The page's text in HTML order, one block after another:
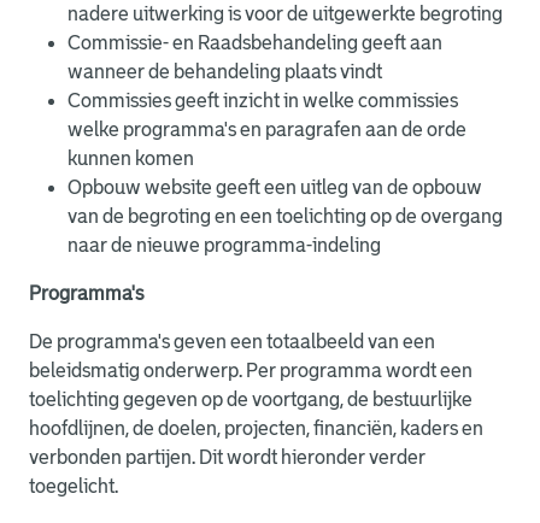
nadere uitwerking is voor de uitgewerkte begroting
Commissie- en Raadsbehandeling geeft aan
wanneer de behandeling plaats vindt
Commissies geeft inzicht in welke commissies
welke programma's en paragrafen aan de orde
kunnen komen
Opbouw website geeft een uitleg van de opbouw
van de begroting en een toelichting op de overgang
naar de nieuwe programma-indeling
Programma's
De programma's geven een totaalbeeld van een
beleidsmatig onderwerp. Per programma wordt een
toelichting gegeven op de voortgang, de bestuurlijke
hoofdlijnen, de doelen, projecten, financiën, kaders en
verbonden partijen. Dit wordt hieronder verder
toegelicht.